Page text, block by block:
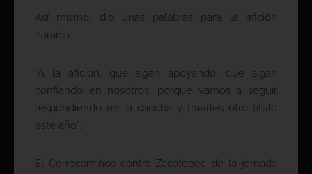
Así mismo, dio unas palabras para la afición
naranja.
“A la afición, que sigan apoyando, que sigan
confiando en nosotros, porque vamos a seguir
respondiendo en la cancha y traerles otro titulo
este año”.
El Correcaminos contra Zacatepec de la jornada